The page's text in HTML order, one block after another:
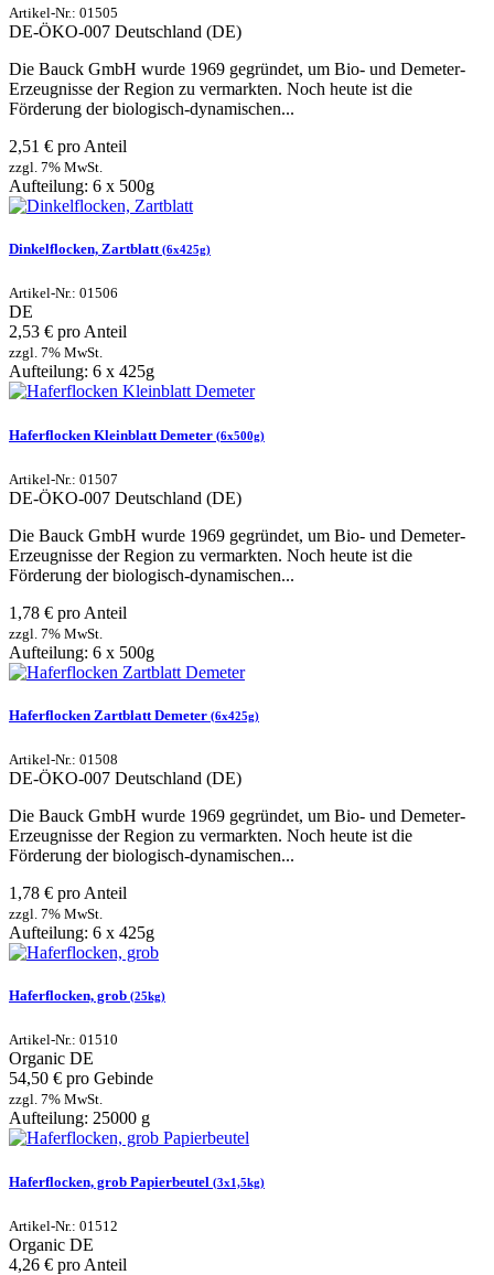
Artikel-Nr.: 01505
DE-ÖKO-007 Deutschland (DE)
Die Bauck GmbH wurde 1969 gegründet, um Bio- und Demeter-
Erzeugnisse der Region zu vermarkten. Noch heute ist die
Förderung der biologisch-dynamischen...
2,51 € pro Anteil
zzgl. 7% MwSt.
Aufteilung: 6 x 500g
Dinkelflocken, Zartblatt(6x425g)
Artikel-Nr.: 01506
DE
2,53 € pro Anteil
zzgl. 7% MwSt.
Aufteilung: 6 x 425g
Haferflocken Kleinblatt Demeter (6x500g)
Artikel-Nr.: 01507
DE-ÖKO-007 Deutschland (DE)
Die Bauck GmbH wurde 1969 gegründet, um Bio- und Demeter-
Erzeugnisse der Region zu vermarkten. Noch heute ist die
Förderung der biologisch-dynamischen...
1,78 € pro Anteil
zzgl. 7% MwSt.
Aufteilung: 6 x 500g
Haferflocken Zartblatt Demeter (6x425g)
Artikel-Nr.: 01508
DE-ÖKO-007 Deutschland (DE)
Die Bauck GmbH wurde 1969 gegründet, um Bio- und Demeter-
Erzeugnisse der Region zu vermarkten. Noch heute ist die
Förderung der biologisch-dynamischen...
1,78 € pro Anteil
zzgl. 7% MwSt.
Aufteilung: 6 x 425g
Haferflocken, grob (25kg)
Artikel-Nr.: 01510
Organic DE
54,50 € pro Gebinde
zzgl. 7% MwSt.
Aufteilung: 25000 g
Haferflocken, grob Papierbeutel (3x1,5kg)
Artikel-Nr.: 01512
Organic DE
4,26 € pro Anteil